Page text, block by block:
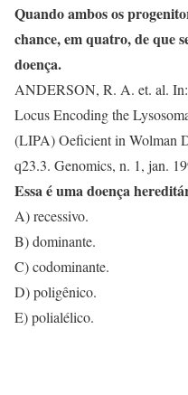
Quando ambos os
chance, em quatro, de que
doença.
ANDERSON, R. A. et. al.
Locus Encoding the
(LIPA) Oeficient in Wolman
q23.3. Genomics, n. 1, jan.
Essa é uma doença
A) recessivo.
B) dominante.
C) codominante.
D) poligênico.
E) polialélico.